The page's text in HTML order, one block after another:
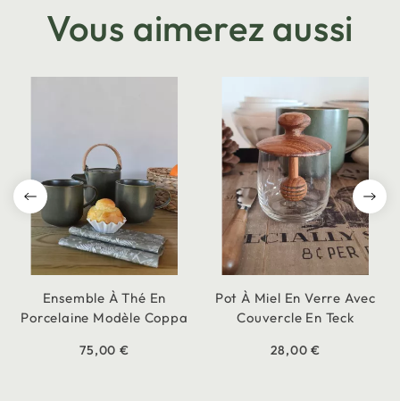
Vous aimerez aussi
Ensemble À Thé En
Porcelaine Modèle Coppa
75,00 €
Pot À Miel En Verre Avec
Couvercle En Teck
28,00 €